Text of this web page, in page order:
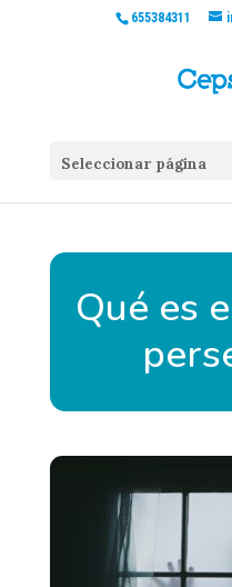
655384311
Seleccionar página
Qué es